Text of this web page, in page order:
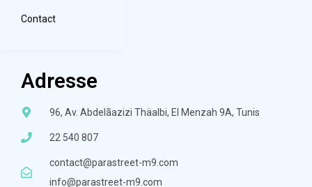
Contact
Adresse
96, Av. Abdelãazizi Thäalbi, El Menzah 9A, Tunis
22 540 807
contact@parastreet-m9.com
info@parastreet-m9.com